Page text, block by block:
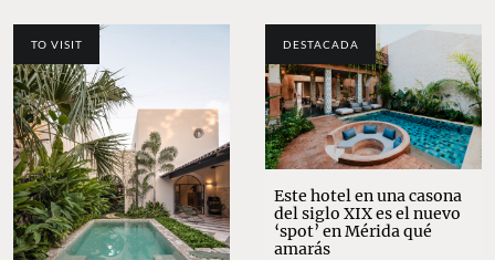
TO VISIT DESTACADA
Este hotel en una casona
del siglo XIX es el nuevo
‘spot’ en Mérida qué
amarás